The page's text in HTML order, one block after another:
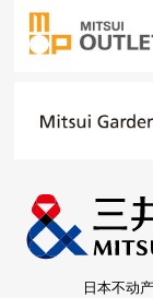
日本不动